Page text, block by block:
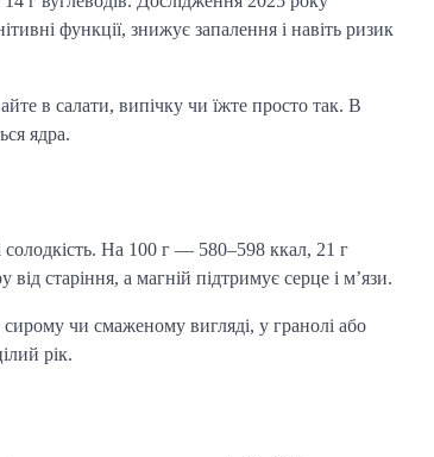
функції, знижує запалення і навіть ризик
в салати, випічку чи їжте просто так. В
ядра.
На 100 г — 580–598 ккал, 21 г
старіння, а магній підтримує серце і м’язи.
чи смаженому вигляді, у гранолі або
рік.